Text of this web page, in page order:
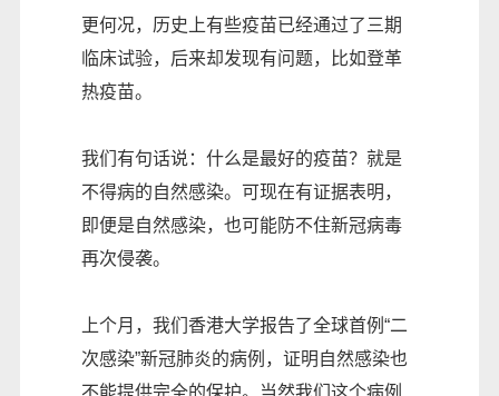
更何况，历史上有些疫苗已经通过了三期
临床试验，后来却发现有问题，比如登革
热疫苗。
我们有句话说：什么是最好的疫苗？就是
不得病的自然感染。可现在有证据表明，
即便是自然感染，也可能防不住新冠病毒
再次侵袭。
上个月，我们香港大学报告了全球首例“二
次感染”新冠肺炎的病例，证明自然感染也
不能提供完全的保护。当然我们这个病例